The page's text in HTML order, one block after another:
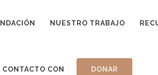
NUESTRO TRABAJO
CONTACTO CON DONAR